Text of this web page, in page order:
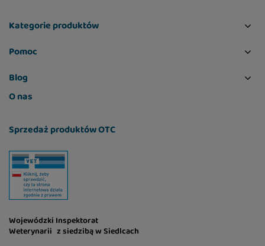
Kategorie produktów
Pomoc
Blog
O nas
Sprzedaż produktów OTC
Wojewódzki Inspektorat
Weterynarii z siedzibą w Siedlcach